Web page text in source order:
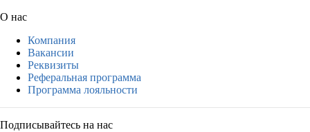
О нас
Компания
Вакансии
Реквизиты
Реферальная программа
Программа лояльности
Подписывайтесь на нас